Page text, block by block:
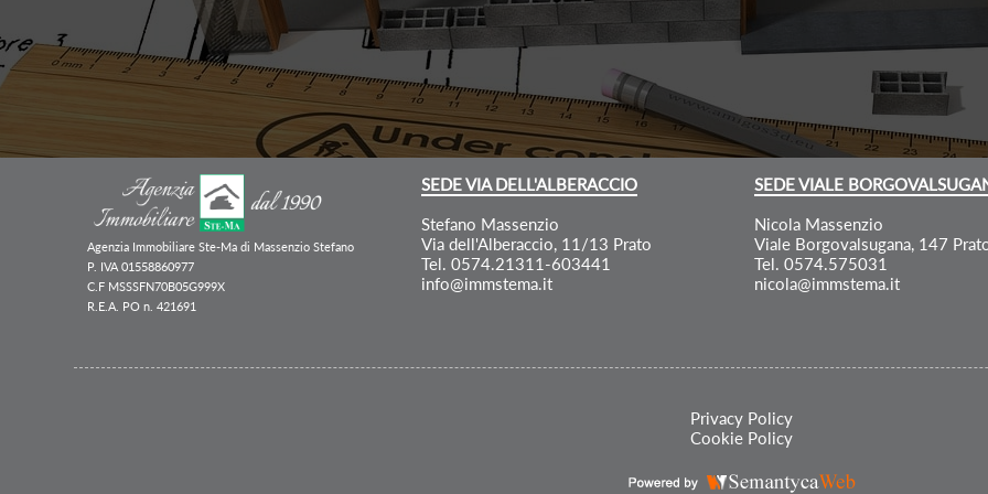
Agenzia Immobiliare Ste-Ma di Massenzio Stefano
P. IVA 01558860977
C.F MSSSFN70B05G999X
R.E.A. PO n. 421691
SEDE VIA DELL'ALBERACCIO
Stefano Massenzio
Via dell'Alberaccio, 11/13 Prato
Tel. 0574.21311-603441
info@immstema.it
SEDE VIALE
Nicola Massenzio
Viale Borgovalsugana, 147
Tel. 0574.575031
nicola@immstema.it
Privacy Policy
Cookie Policy